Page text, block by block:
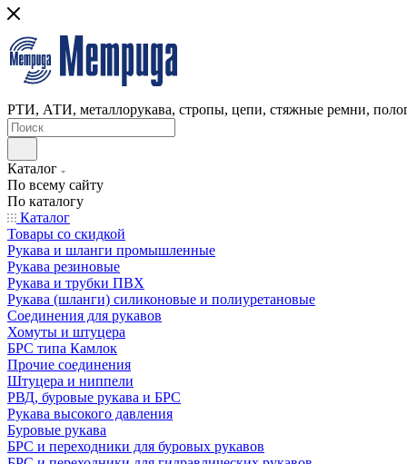
РТИ, АТИ, металлорукава, стропы, цепи, стяжные ремни,
Каталог
По всему сайту
По каталогу
Каталог
Товары со скидкой
Рукава и шланги промышленные
Рукава резиновые
Рукава и трубки ПВХ
Рукава (шланги) силиконовые и полиуретановые
Соединения для рукавов
Хомуты и штуцера
БРС типа Камлок
Прочие соединения
Штуцера и ниппели
РВД, буровые рукава и БРС
Рукава высокого давления
Буровые рукава
БРС и переходники для буровых рукавов